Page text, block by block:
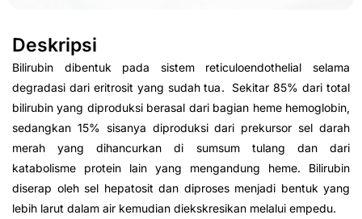
Deskripsi
Bilirubin dibentuk pada sistem reticuloendothelial selama
degradasi dari eritrosit yang sudah tua. Sekitar 85% dari total
bilirubin yang diproduksi berasal dari bagian heme hemoglobin,
sedangkan 15% sisanya diproduksi dari prekursor sel darah
merah yang dihancurkan di sumsum tulang dan dari
katabolisme protein lain yang mengandung heme. Bilirubin
diserap oleh sel hepatosit dan diproses menjadi bentuk yang
lebih larut dalam air kemudian diekskresikan melalui empedu.